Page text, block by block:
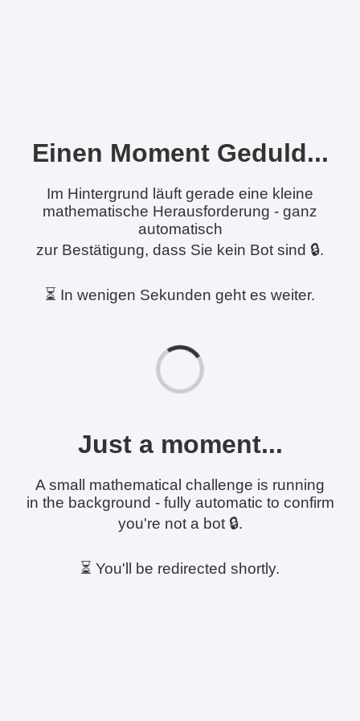
Einen Moment Geduld...
Im Hintergrund läuft gerade eine kleine
mathematische Herausforderung - ganz
automatisch
zur Bestätigung, dass Sie kein Bot sind 🔒.
⏳ In wenigen Sekunden geht es weiter.
Just a moment...
A small mathematical challenge is running
in the background - fully automatic to confirm
you're not a bot 🔒.
⏳ You'll be redirected shortly.